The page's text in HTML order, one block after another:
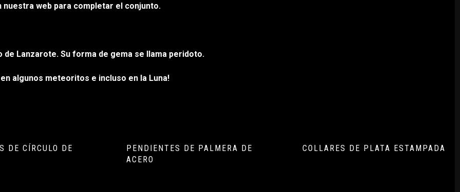
web para completar el conjunto.
Lanzarote. Su forma de gema se llama peridoto.
algunos meteoritos e incluso en la Luna!
DE CÍRCULO DE
PENDIENTES DE PALMERA DE
ACERO
COLLARES DE PLATA ESTAMPADA